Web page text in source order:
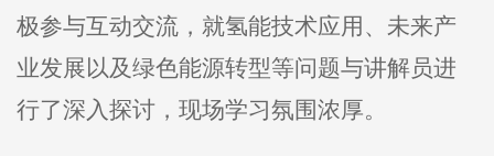
极参与互动交流，就氢能技术应用、未来产
业发展以及绿色能源转型等问题与讲解员进
行了深入探讨，现场学习氛围浓厚。